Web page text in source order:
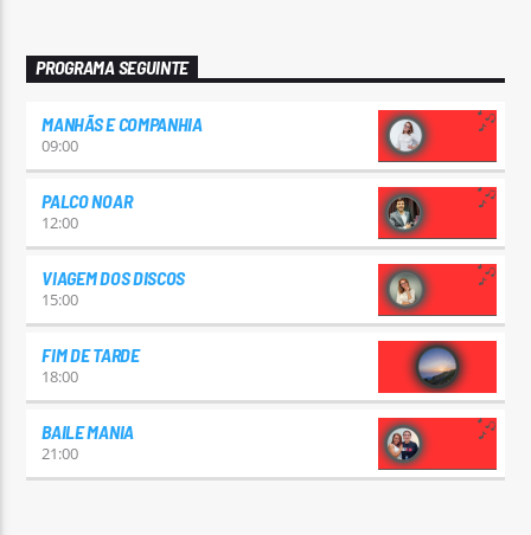
PROGRAMA SEGUINTE
MANHÃS E COMPANHIA
09:00
PALCO NOAR
12:00
VIAGEM DOS DISCOS
15:00
FIM DE TARDE
18:00
BAILE MANIA
21:00